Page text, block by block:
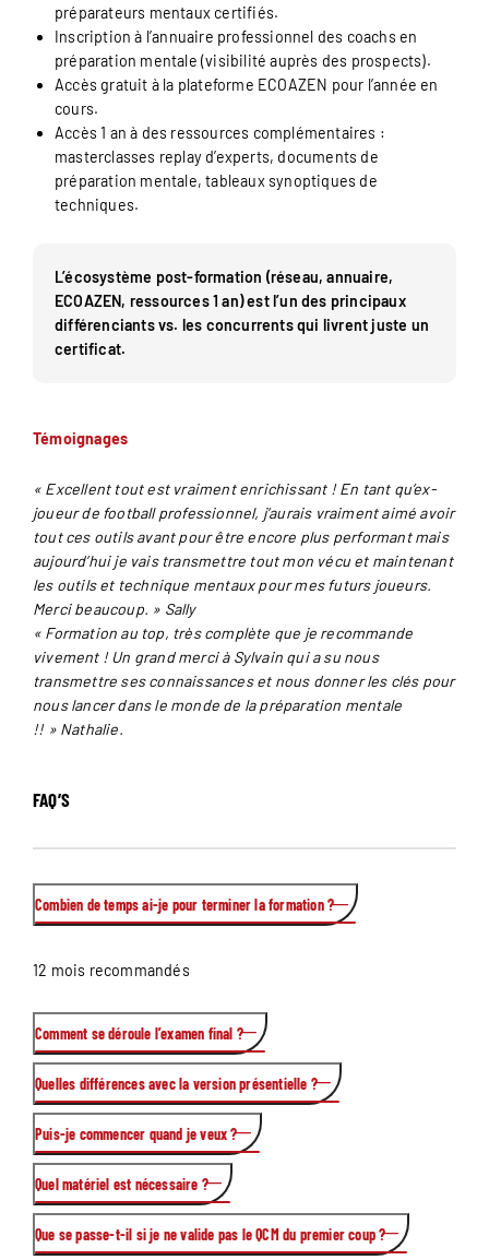
préparateurs mentaux certifiés.
Inscription à l’annuaire professionnel des coachs en
préparation mentale (visibilité auprès des prospects).
Accès gratuit à la plateforme ECOAZEN pour l’année en
cours.
Accès 1 an à des ressources complémentaires :
masterclasses replay d’experts, documents de
préparation mentale, tableaux synoptiques de
techniques.
L’écosystème post-formation (réseau, annuaire,
ECOAZEN, ressources 1 an) est l’un des principaux
différenciants vs. les concurrents qui livrent juste un
certificat.
Témoignages
« Excellent tout est vraiment enrichissant ! En tant qu’ex-
joueur de football professionnel, j’aurais vraiment aimé avoir
tout ces outils avant pour être encore plus performant mais
aujourd’hui je vais transmettre tout mon vécu et maintenant
les outils et technique mentaux pour mes futurs joueurs.
Merci beaucoup. » Sally
« Formation au top, très complète que je recommande
vivement ! Un grand merci à Sylvain qui a su nous
transmettre ses connaissances et nous donner les clés pour
nous lancer dans le monde de la préparation mentale
!! » Nathalie.
FAQ’S
Combien de temps ai-je pour terminer la formation ?
12 mois recommandés
Comment se déroule l’examen final ?
QCM en ligne sur plateforme sécurisée, à la date de votre
Quelles différences avec la version présentielle ?
Pour le présentiel,voir la page dédiée
Puis-je commencer quand je veux ?
Oui, dès réception de l’acompte de CHF 500.-
Quel matériel est nécessaire ?
Un ordinateur, une connexion internet, et un casque
Que se passe-t-il si je ne valide pas le QCM du premier coup ?